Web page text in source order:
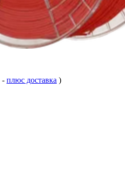
- плюс доставка )